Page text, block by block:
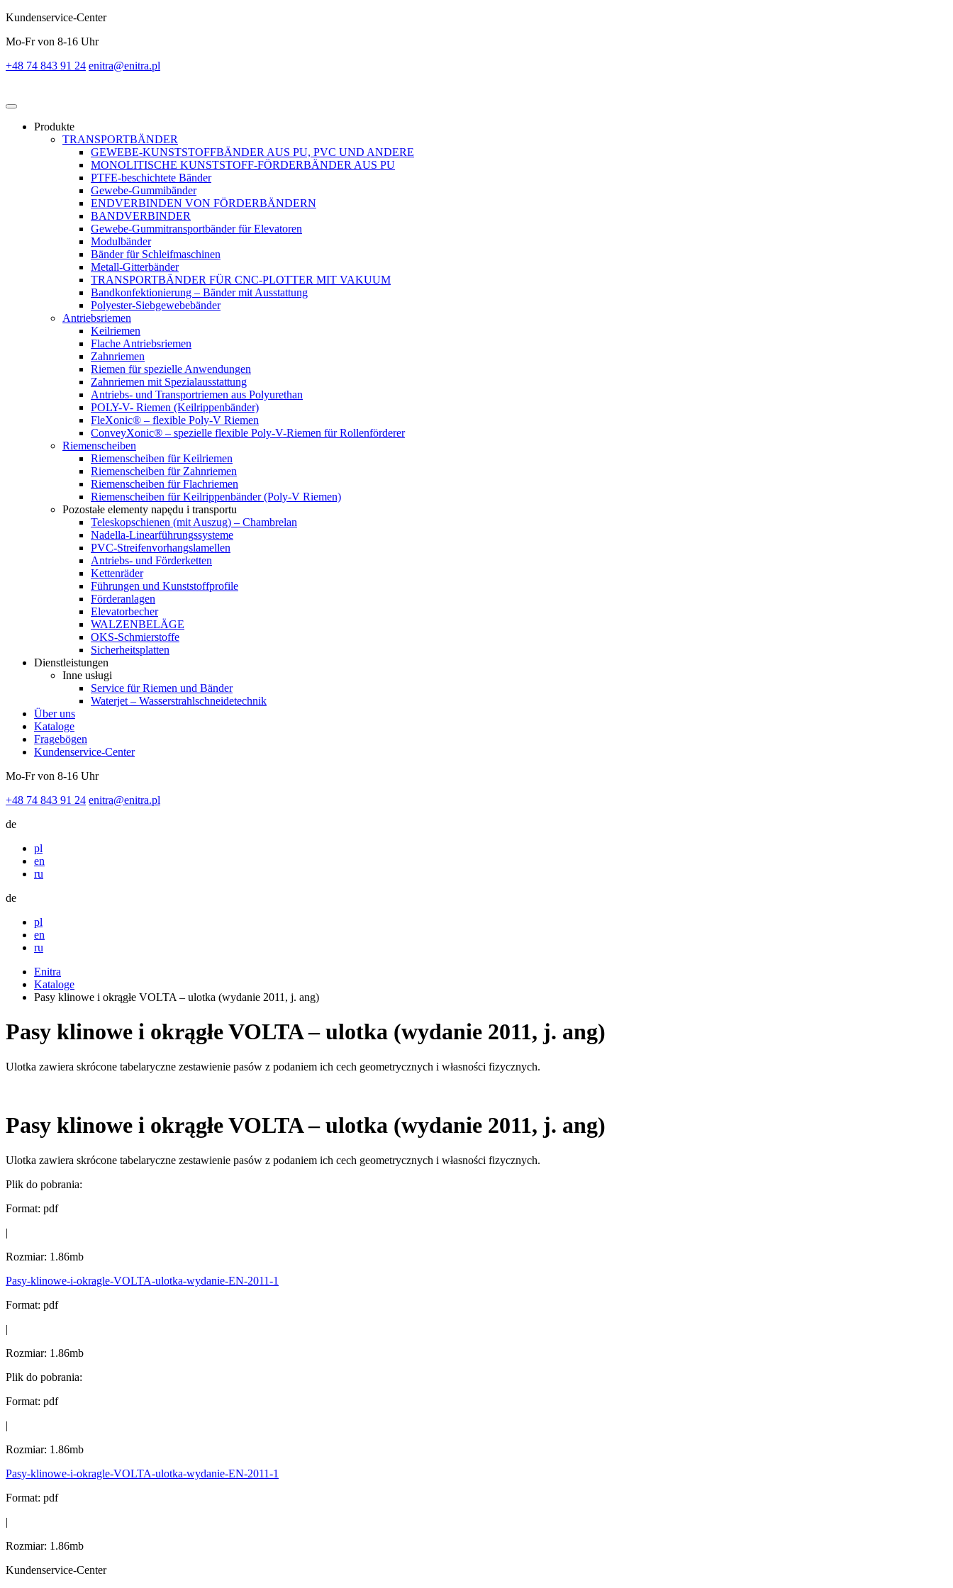
Kundenservice-Center
Mo-Fr von 8-16 Uhr
+48 74 843 91 24 enitra@enitra.pl
Produkte
TRANSPORTBÄNDER
GEWEBE-KUNSTSTOFFBÄNDER AUS PU, PVC UND ANDERE
MONOLITISCHE KUNSTSTOFF-FÖRDERBÄNDER AUS PU
PTFE-beschichtete Bänder
Gewebe-Gummibänder
ENDVERBINDEN VON FÖRDERBÄNDERN
BANDVERBINDER
Gewebe-Gummitransportbänder für Elevatoren
Modulbänder
Bänder für Schleifmaschinen
Metall-Gitterbänder
TRANSPORTBÄNDER FÜR CNC-PLOTTER MIT VAKUUM
Bandkonfektionierung – Bänder mit Ausstattung
Polyester-Siebgewebebänder
Antriebsriemen
Keilriemen
Flache Antriebsriemen
Zahnriemen
Riemen für spezielle Anwendungen
Zahnriemen mit Spezialausstattung
Antriebs- und Transportriemen aus Polyurethan
POLY-V- Riemen (Keilrippenbänder)
FleXonic® – flexible Poly-V Riemen
ConveyXonic® – spezielle flexible Poly-V-Riemen für Rollenförderer
Riemenscheiben
Riemenscheiben für Keilriemen
Riemenscheiben für Zahnriemen
Riemenscheiben für Flachriemen
Riemenscheiben für Keilrippenbänder (Poly-V Riemen)
Pozostałe elementy napędu i transportu
Teleskopschienen (mit Auszug) – Chambrelan
Nadella-Linearführungssysteme
PVC-Streifenvorhangslamellen
Antriebs- und Förderketten
Kettenräder
Führungen und Kunststoffprofile
Förderanlagen
Elevatorbecher
WALZENBELÄGE
OKS-Schmierstoffe
Sicherheitsplatten
Dienstleistungen
Inne usługi
Service für Riemen und Bänder
Waterjet – Wasserstrahlschneidetechnik
Über uns
Kataloge
Fragebögen
Kundenservice-Center
Mo-Fr von 8-16 Uhr
+48 74 843 91 24 enitra@enitra.pl
de
pl
en
ru
de
pl
en
ru
Enitra
Kataloge
Pasy klinowe i okrągłe VOLTA – ulotka (wydanie 2011, j. ang)
Pasy klinowe i okrągłe VOLTA – ulotka (wydanie 2011, j. ang)
Ulotka zawiera skrócone tabelaryczne zestawienie pasów z podaniem ich cech geometrycznych i własności fizycznych.
Pasy klinowe i okrągłe VOLTA – ulotka (wydanie 2011, j. ang)
Ulotka zawiera skrócone tabelaryczne zestawienie pasów z podaniem ich cech geometrycznych i własności fizycznych.
Plik do pobrania:
Format: pdf
|
Rozmiar: 1.86mb
Pasy-klinowe-i-okragle-VOLTA-ulotka-wydanie-EN-2011-1
Format: pdf
|
Rozmiar: 1.86mb
Plik do pobrania:
Format: pdf
|
Rozmiar: 1.86mb
Pasy-klinowe-i-okragle-VOLTA-ulotka-wydanie-EN-2011-1
Format: pdf
|
Rozmiar: 1.86mb
Kundenservice-Center